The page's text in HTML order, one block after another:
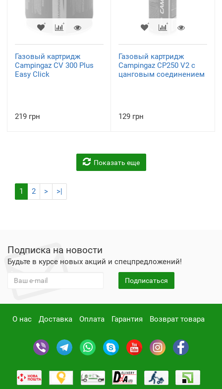
Газовый картридж
Campingaz CV 300 Plus
Easy Click
219 грн
Газовый картридж
Campingaz CP250 V2 с
цанговым соединением
129 грн
Показать еще
1 2 > >|
Подписка на новости
Будьте в курсе новых акций и спецпредложений!
Подписаться
О нас Доставка Оплата Гарантия Возврат товара